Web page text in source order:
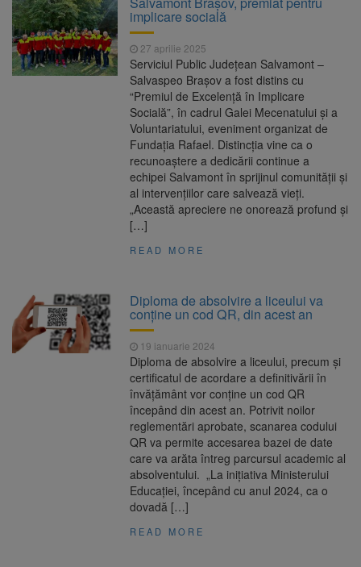
are loc între 14 și 16 august
6 august 2026
Uniunea Europeană acordă
Ucrainei încă 1,4 miliarde de euro din
veniturile activelor rusești înghețate
6 august 2026
Motorina a ajuns la 11,68 lei
Fuego vine la Zărnești.
Recital special pe scena Festivalului „Ecoul
Pietrei Craiului”, pe 2 octombrie
implicare socială
27 aprilie 2025
Serviciul Public Județean Salvamont –
Salvaspeo Brașov a fost distins cu
“Premiul de Excelență în Implicare
Socială”, în cadrul Galei Mecenatului și a
Voluntariatului, eveniment organizat de
Fundația Rafael. Distincția vine ca o
recunoaștere a dedicării continue a
echipei Salvamont în sprijinul comunității și
al intervențiilor care salvează vieți.
„Această apreciere ne onorează profund și
[…]
READ MORE
Diploma de absolvire a liceului va
conține un cod QR, din acest an
19 ianuarie 2024
Diploma de absolvire a liceului, precum şi
certificatul de acordare a definitivării în
învăţământ vor conţine un cod QR
începând din acest an. Potrivit noilor
reglementări aprobate, scanarea codului
QR va permite accesarea bazei de date
care va arăta întreg parcursul academic al
absolventului. „La iniţiativa Ministerului
Educaţiei, începând cu anul 2024, ca o
dovadă […]
READ MORE